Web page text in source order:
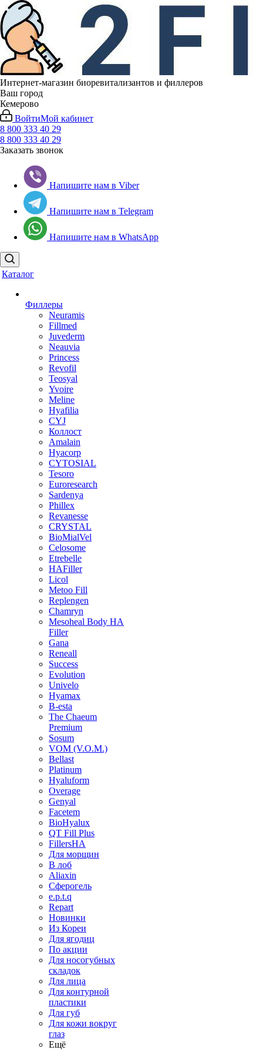
Интернет-магазин биоревитализантов и филлеров
Ваш город
Кемерово
ВойтиМой кабинет
8 800 333 40 29
8 800 333 40 29
Заказать звонок
Напишите нам в Viber
Напишите нам в Telegram
Напишите нам в WhatsApp
Каталог
Филлеры
Neuramis
Fillmed
Juvederm
Neauvia
Princess
Revofil
Teosyal
Yvoire
Meline
Hyafilia
CYJ
Коллост
Amalain
Hyacorp
CYTOSIAL
Tesoro
Euroresearch
Sardenya
Phillex
Revanesse
CRYSTAL
BioMialVel
Celosome
Etrebelle
HAFiller
Licol
Metoo Fill
Replengen
Chamryn
Mesoheal Body HA
Filler
Gana
Reneall
Success
Evolution
Univelo
Hyamax
B-esta
The Chaeum
Premium
Sosum
VOM (V.O.M.)
Bellast
Platinum
Hyaluform
Overage
Genyal
Facetem
BioHyalux
QT Fill Plus
FillersHA
Для морщин
В лоб
Aliaxin
Сферогель
e.p.t.q
Repart
Новинки
Из Кореи
Для ягодиц
По акции
Для носогубных
складок
Для лица
Для контурной
пластики
Для губ
Для кожи вокруг
глаз
Ещё